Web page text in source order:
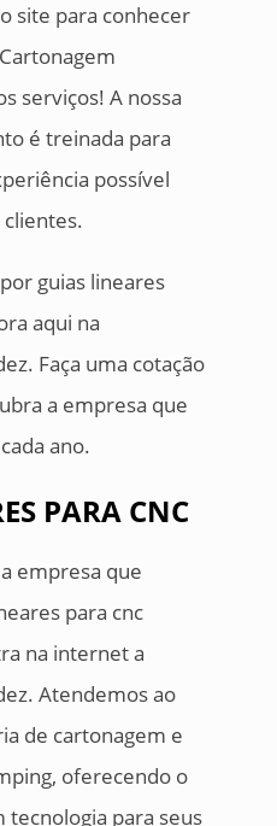
site para conhecer
serviços! A nossa
é treinada para
possível
clientes.
guias lineares
aqui na
Faça uma cotação
a empresa que
ano.
PARA CNC
empresa que
para cnc
na internet a
Atendemos ao
de cartonagem e
oferecendo o
para seus